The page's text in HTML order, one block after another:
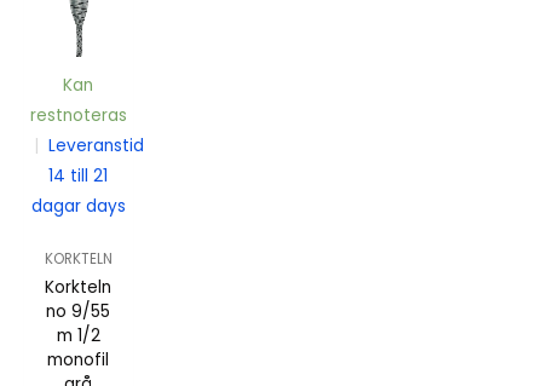
Kan
restnoteras
| Leveranstid
14 till 21
dagar days
KORKTELN
Korkteln
no 9/55
m 1/2
monofil